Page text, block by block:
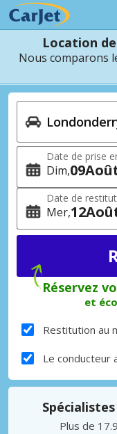
Location
Nous comparons
Date de prise
Dim 09
Date de
Mer 12
Réservez
et
Restitution au
Le conducteur
Plus de